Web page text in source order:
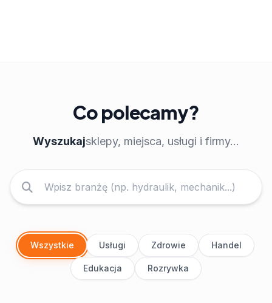
Co polecamy?
Wyszukajsklepy, miejsca, usługi i firmy...
Wszystkie Usługi Zdrowie Handel
Edukacja Rozrywka